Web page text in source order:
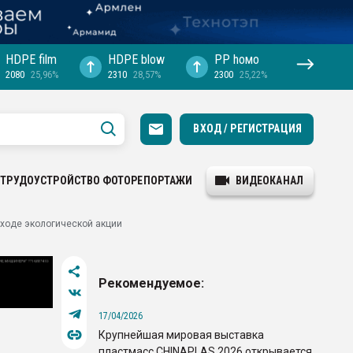
HDPE film
2080 25,96%
HDPE blow
2310 28,57%
PP hомо
2300 25,22%
ВХОД / РЕГИСТРАЦИЯ
ТРУДОУСТРОЙСТВО ФОТОРЕПОРТАЖИ ВИДЕОКАНАЛ
экологической акции
Рекомендуемое:
17/04/2026
Крупнейшая мировая выставка